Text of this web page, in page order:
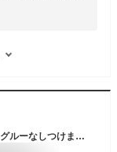
【楽天スーパーSALE半額】つけまつげ のり不要 グルーなしつけまつげ 接着剤不要 60束入 ブラック 1秒マツエク 部分つけまつげ 初心者 簡単装着 可愛い 自然な束感 ナチュラル 軽量 快適 粘着力強い 落ちにくい 耐久性が高い LUMERIS